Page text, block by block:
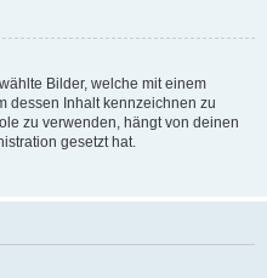
Bilder, welche mit einem
dessen Inhalt kennzeichnen zu
zu verwenden, hängt von deinen
gesetzt hat.